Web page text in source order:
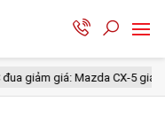
CX-5 giá ngang xe hạng dưới